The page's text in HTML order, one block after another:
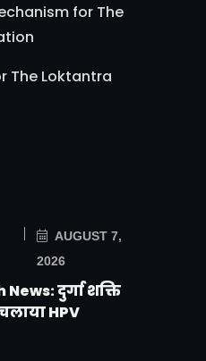
for The
The Loktantra
AUGUST 7,
2026
दुर्गा शक्ति
HPV